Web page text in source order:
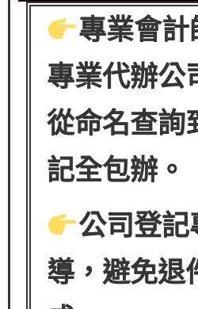
專業會
專業代辦公
從命名查詢
記全包辦。
公司登
導，避免退